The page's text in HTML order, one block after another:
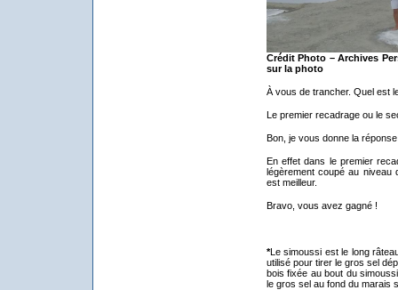
Crédit Photo – Archives
sur la photo
À vous de trancher. Quel est
Le premier recadrage ou le
Bon, je vous donne la
En effet dans le premier
légèrement coupé au niveau
est meilleur.
Bravo, vous avez gagné !
*Le simoussi est le long
utilisé pour tirer le gros sel
bois fixée au bout du
le gros sel au fond du marais